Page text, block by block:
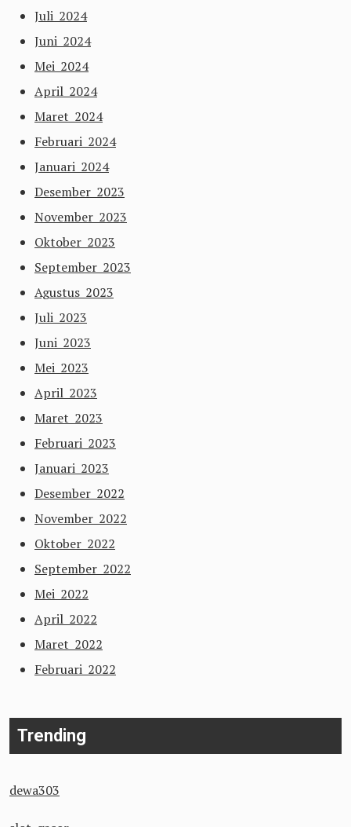
Juli 2024
Juni 2024
Mei 2024
April 2024
Maret 2024
Februari 2024
Januari 2024
Desember 2023
November 2023
Oktober 2023
September 2023
Agustus 2023
Juli 2023
Juni 2023
Mei 2023
April 2023
Maret 2023
Februari 2023
Januari 2023
Desember 2022
November 2022
Oktober 2022
September 2022
Mei 2022
April 2022
Maret 2022
Februari 2022
Trending
dewa303